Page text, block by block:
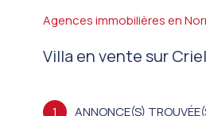
Agences immobilières en
Villa en vente sur
1 ANNONCE(S)